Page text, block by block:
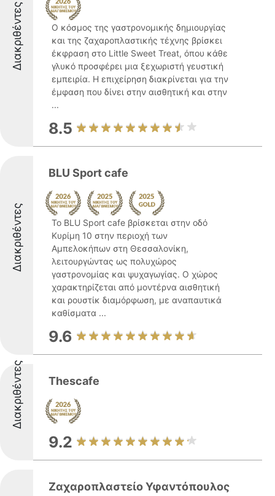
Διακριθέντες
Ο κόσμος της γαστρονομικής δημιουργίας
και της ζαχαροπλαστικής τέχνης βρίσκει
έκφραση στο Little Sweet Treat, όπου κάθε
γλυκό προσφέρει μια ξεχωριστή γευστική
εμπειρία. Η επιχείρηση διακρίνεται για την
έμφαση που δίνει στην αισθητική και στην
...
8.5
Διακριθέντες
BLU Sport cafe
Το BLU Sport cafe βρίσκεται στην οδό
Κυρίμη 10 στην περιοχή των
Αμπελοκήπων στη Θεσσαλονίκη,
λειτουργώντας ως πολυχώρος
γαστρονομίας και ψυχαγωγίας. Ο χώρος
χαρακτηρίζεται από μοντέρνα αισθητική
και ρουστίκ διαμόρφωση, με αναπαυτικά
καθίσματα ...
9.6
Διακριθέντες Thescafe
9.2
Ζαχαροπλαστείο Υφαντόπουλος